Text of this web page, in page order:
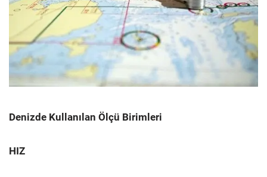
Denizde Kullanılan Ölçü Birimleri
HIZ